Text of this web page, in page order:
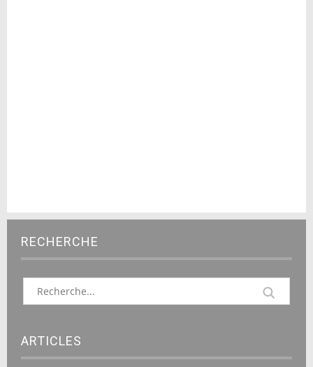
RECHERCHE
ARTICLES